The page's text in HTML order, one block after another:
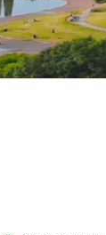
培训中心
云课堂
课堂培训